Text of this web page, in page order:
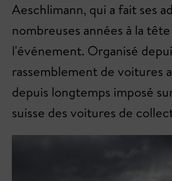
Aeschlimann, qui a fait ses
nombreuses années à la
l'événement. Organisé
rassemblement de voitures
depuis longtemps imposé
suisse des voitures de